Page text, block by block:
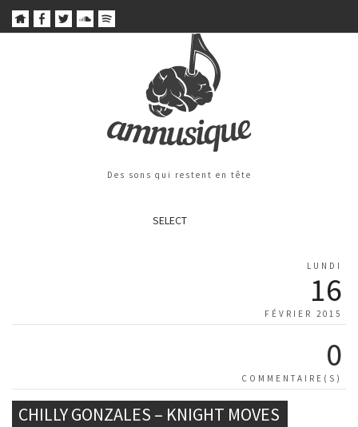
Des sons qui restent en tête
SELECT
LUNDI
16
FÉVRIER 2015
0
COMMENTAIRE(S)
CHILLY GONZALES – KNIGHT MOVES